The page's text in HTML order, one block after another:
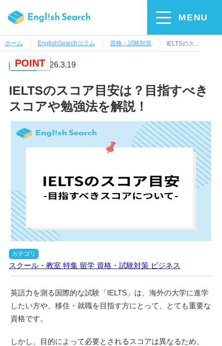
MENU
ホーム EnglishSearchコラム 資格・試験対策 IELTSのス...
更新日 2026.3.19
IELTSのスコア目安は？目指すべき
スコアや勉強法を解説！
カテゴリ
スクール・教室 特集 留学 資格・試験対策 ビジネス
英語力を測る国際的な試験「IELTS」は、海外の大学に進学
したい方や、移住・就職を目指す方にとって、とても重要な
資格です。
しかし、目的によって必要とされるスコアは異なるため、
POINT